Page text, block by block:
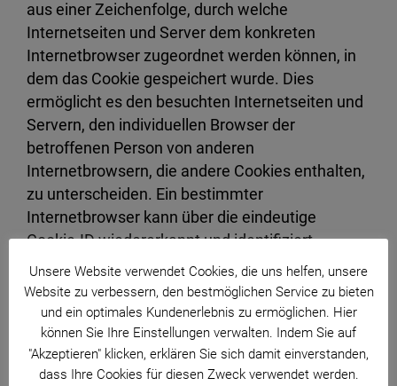
aus einer Zeichenfolge, durch welche
Internetseiten und Server dem konkreten
Internetbrowser zugeordnet werden können, in
dem das Cookie gespeichert wurde. Dies
ermöglicht es den besuchten Internetseiten und
Servern, den individuellen Browser der
betroffenen Person von anderen
Internetbrowsern, die andere Cookies enthalten,
zu unterscheiden. Ein bestimmter
Internetbrowser kann über die eindeutige
Cookie-ID wiedererkannt und identifiziert
werden.
Durch den Einsatz von Cookies kann die
Severinus Apotheke, Catharina Brüser e.K. den
Nutzern dieser Internetseite nutzerfreundlichere
Services bereitstellen, die ohne die Cookie-
Unsere Website verwendet Cookies, die uns helfen, unsere
Website zu verbessern, den bestmöglichen Service zu bieten
und ein optimales Kundenerlebnis zu ermöglichen. Hier
können Sie Ihre Einstellungen verwalten. Indem Sie auf
"Akzeptieren" klicken, erklären Sie sich damit einverstanden,
dass Ihre Cookies für diesen Zweck verwendet werden.